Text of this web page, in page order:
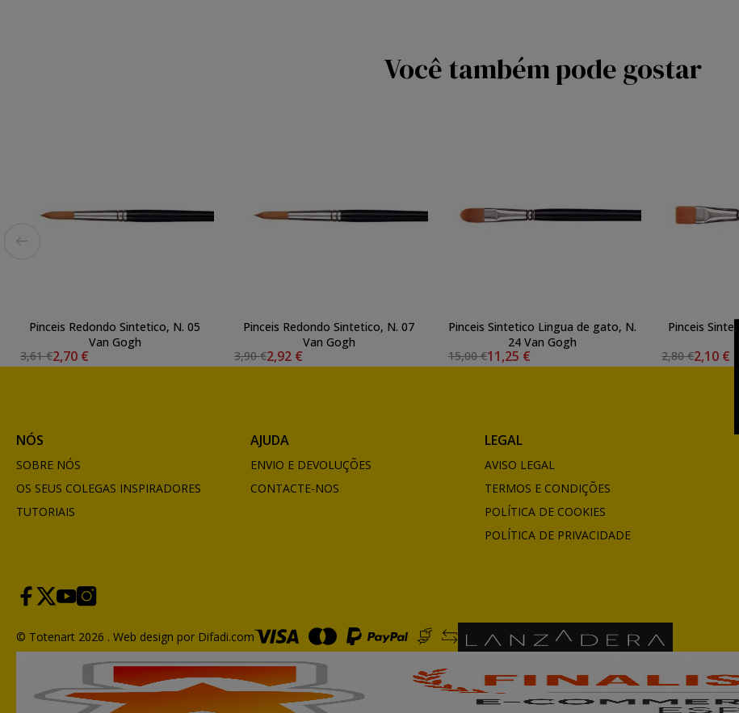
Você também pode gostar
Pinceis Redondo Sintetico, N. 05
Van Gogh
3,61 €2,70 €
Pinceis Redondo Sintetico, N. 07
Van Gogh
3,90 €2,92 €
Pinceis Sintetico Lingua de gato, N.
24 Van Gogh
15,00 €11,25 €
Pinceis
2,80 €2,10 €
NÓS
SOBRE NÓS
OS SEUS COLEGAS INSPIRADORES
TUTORIAIS
AJUDA
ENVIO E DEVOLUÇÕES
CONTACTE-NOS
LEGAL
AVISO LEGAL
TERMOS E CONDIÇÕES
POLÍTICA DE COOKIES
POLÍTICA DE PRIVACIDADE
© Totenart 2026 . Web design por Difadi.com